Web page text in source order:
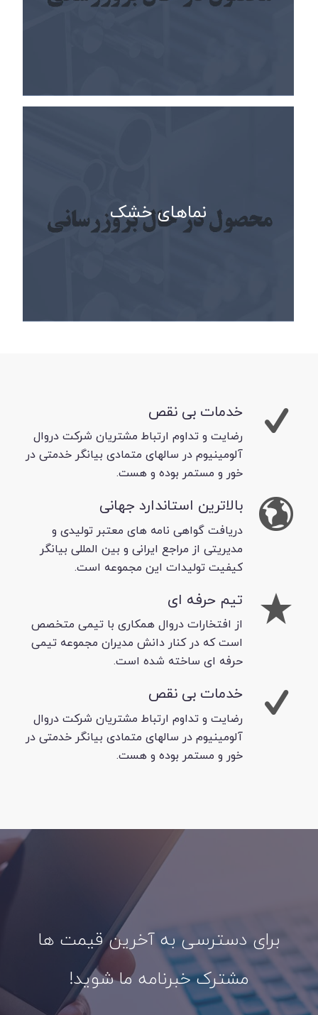
نماهای خشک
خدمات بی نقص
رضایت و تداوم ارتباط مشتریان شرکت دروال
آلومینیوم در سالهای متمادی بیانگر خدمتی در
خور و مستمر بوده و هست.
بالاترین استاندارد جهانی
دریافت گواهی نامه های معتبر تولیدی و
مدیریتی از مراجع ایرانی و بین المللی بیانگر
کیفیت تولیدات این مجموعه است.
تیم حرفه ای
از افتخارات دروال همکاری با تیمی متخصص
است که در کنار دانش مدیران مجموعه تیمی
حرفه ای ساخته شده است.
خدمات بی نقص
رضایت و تداوم ارتباط مشتریان شرکت دروال
آلومینیوم در سالهای متمادی بیانگر خدمتی در
خور و مستمر بوده و هست.
برای دسترسی به آخرین قیمت ها
مشترک خبرنامه ما شوید!